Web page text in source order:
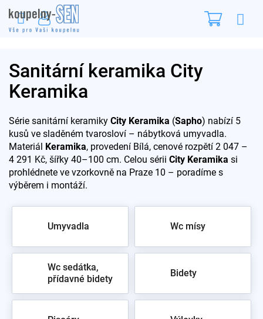
na
obsah
Sanitární keramika City
Keramika
Série sanitární keramiky City Keramika (Sapho) nabízí 5
kusů ve sladěném tvarosloví – nábytková umyvadla.
Materiál Keramika, provedení Bílá, cenové rozpětí 2 047 –
4 291 Kč, šířky 40–100 cm. Celou sérii City Keramika si
prohlédnete ve vzorkovně na Praze 10 – poradíme s
výběrem i montáží.
Umyvadla Wc mísy
Wc sedátka,
přídavné bidety
Bidety